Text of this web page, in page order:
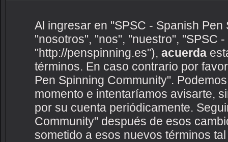
Al ingresar en "SPSC - Spanish
"nosotros", "nos", "nuestro", "SPSC
"http://penspinning.es"), acuerda
términos. En caso contrario por
Pen Spinning Community".
momento e intentaríamos avisarte,
por su cuenta periódicamente.
Community" después de esos
sometido a esos nuevos términos